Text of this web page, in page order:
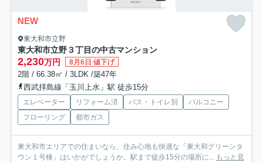
NEW
東大和市立野
東大和市立野３丁目の中古マンション
2,230万円 8月6日 値下げ
2階 / 66.38㎡ / 3LDK /築47年
西武拝島線「玉川上水」駅 徒歩15分
エレベーター リフォーム済 バス・トイレ別
バルコニー
フローリング
都市ガス
東大和市エリアでの住まいなら、住み心地も快適な「東大和グリーンタ
ウン１号棟」はいかがでしょうか。駅まで徒歩15分の場所に... もっと見